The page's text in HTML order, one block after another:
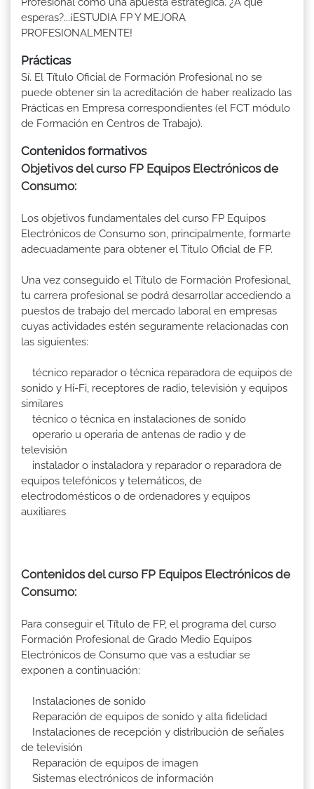
esperas?...¡ESTUDIA FP Y MEJORA
PROFESIONALMENTE!
Prácticas
Sí. El Título Oficial de Formación Profesional no se
puede obtener sin la acreditación de haber realizado las
Prácticas en Empresa correspondientes (el FCT módulo
de Formación en Centros de Trabajo).
Contenidos formativos
Objetivos del curso FP Equipos Electrónicos de
Consumo:
Los objetivos fundamentales del curso FP Equipos
Electrónicos de Consumo son, principalmente, formarte
adecuadamente para obtener el Titulo Oficial de FP.
Una vez conseguido el Título de Formación Profesional,
tu carrera profesional se podrá desarrollar accediendo a
puestos de trabajo del mercado laboral en empresas
cuyas actividades estén seguramente relacionadas con
las siguientes:
técnico reparador o técnica reparadora de equipos de
sonido y Hi-Fi, receptores de radio, televisión y equipos
similares
técnico o técnica en instalaciones de sonido
operario u operaria de antenas de radio y de
televisión
instalador o instaladora y reparador o reparadora de
equipos telefónicos y telemáticos, de
electrodomésticos o de ordenadores y equipos
auxiliares
Contenidos del curso FP Equipos Electrónicos de
Consumo:
Para conseguir el Título de FP, el programa del curso
Formación Profesional de Grado Medio Equipos
Electrónicos de Consumo que vas a estudiar se
exponen a continuación:
Instalaciones de sonido
Reparación de equipos de sonido y alta fidelidad
Instalaciones de recepción y distribución de señales
de televisión
Reparación de equipos de imagen
Sistemas electrónicos de información